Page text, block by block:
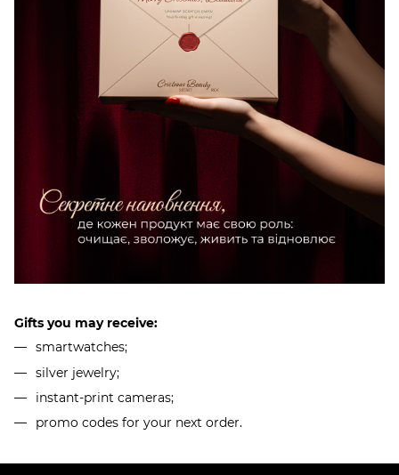
Gifts you may receive:
smartwatches;
silver jewelry;
instant-print cameras;
promo codes for your next order.